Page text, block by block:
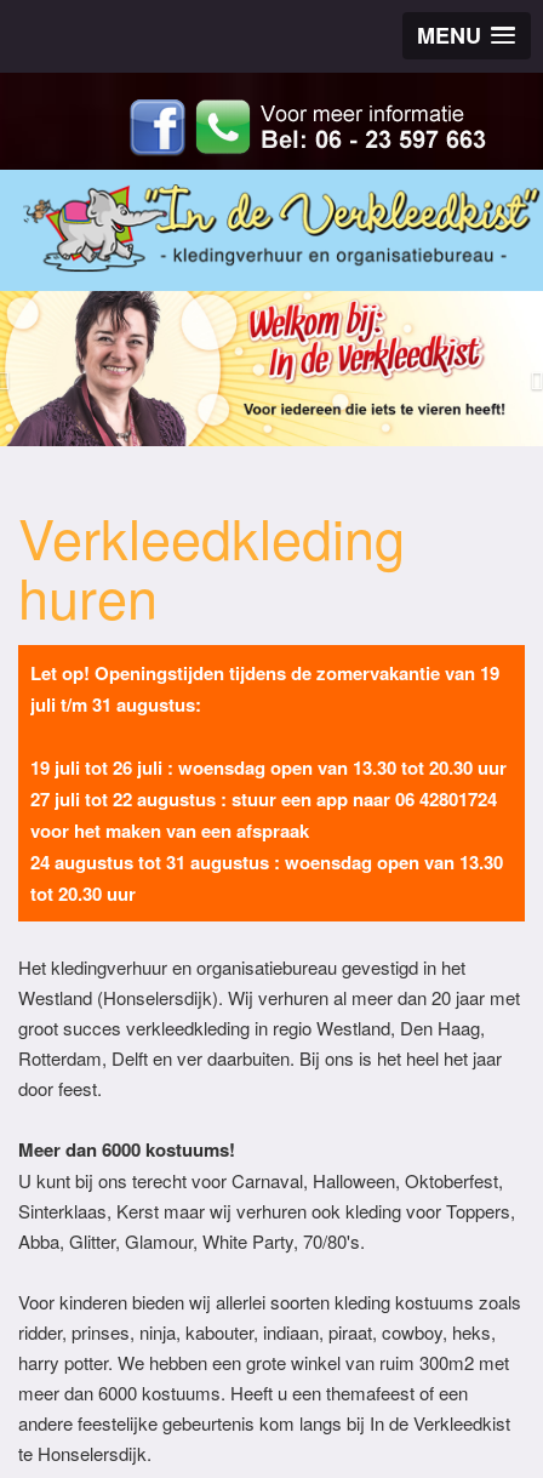
MENU
Verkleedkleding
huren
Let op! Openingstijden tijdens de zomervakantie van 19
juli t/m 31 augustus:
19 juli tot 26 juli : woensdag open van 13.30 tot 20.30 uur
27 juli tot 22 augustus : stuur een app naar06 42801724
voor het maken van een afspraak
24 augustus tot 31 augustus : woensdag open van 13.30
tot 20.30 uur
Het kledingverhuur en organisatiebureau gevestigd in het
Westland (Honselersdijk). Wij verhuren al meer dan 20 jaar met
groot succes verkleedkleding in regio Westland, Den Haag,
Rotterdam, Delft en ver daarbuiten. Bij ons is het heel het jaar
door feest.
Meer dan 6000 kostuums!
U kunt bij ons terecht voor Carnaval, Halloween, Oktoberfest,
Sinterklaas, Kerst maar wij verhuren ook kleding voor Toppers,
Abba, Glitter, Glamour, White Party, 70/80's.
Voor kinderen bieden wij allerlei soorten kleding kostuums zoals
ridder, prinses, ninja, kabouter, indiaan, piraat, cowboy, heks,
harry potter. We hebben een grote winkel van ruim 300m2 met
meer dan 6000 kostuums. Heeft u een themafeest of een
andere feestelijke gebeurtenis kom langs bij In de Verkleedkist
te Honselersdijk.